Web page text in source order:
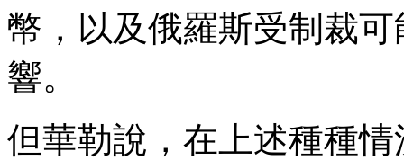
幣，以及俄羅斯受制裁
響。
但華勒說，在上述種種